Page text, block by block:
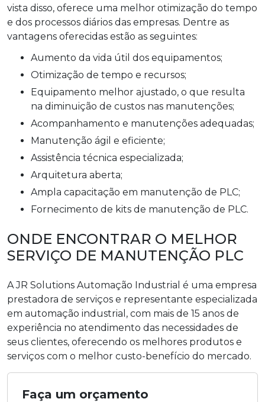
vista disso, oferece uma melhor otimização do tempo
e dos processos diários das empresas. Dentre as
vantagens oferecidas estão as seguintes:
Aumento da vida útil dos equipamentos;
Otimização de tempo e recursos;
Equipamento melhor ajustado, o que resulta
na diminuição de custos nas manutenções;
Acompanhamento e manutenções adequadas;
Manutenção ágil e eficiente;
Assistência técnica especializada;
Arquitetura aberta;
Ampla capacitação em manutenção de PLC;
Fornecimento de kits de manutenção de PLC.
ONDE ENCONTRAR O MELHOR
SERVIÇO DE MANUTENÇÃO PLC
A JR Solutions Automação Industrial é uma empresa
prestadora de serviços e representante especializada
em automação industrial, com mais de 15 anos de
experiência no atendimento das necessidades de
seus clientes, oferecendo os melhores produtos e
serviços com o melhor custo-benefício do mercado.
Faça um orçamento